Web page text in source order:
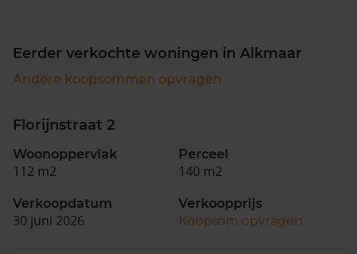
Eerder verkochte woningen in Alkmaar
Andere koopsommen opvragen
Florijnstraat 2
Woonoppervlak
112 m2
Perceel
140 m2
Verkoopdatum
30 juni 2026
Verkoopprijs
Koopsom opvragen